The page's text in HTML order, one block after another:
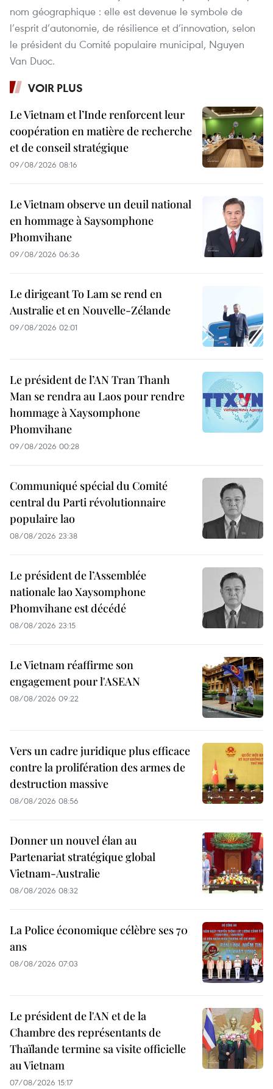
nom géographique : elle est devenue le symbole de
l’esprit d’autonomie, de résilience et d’innovation, selon
le président du Comité populaire municipal, Nguyen
Van Duoc.
VOIR PLUS
Le Vietnam et l’Inde renforcent leur
coopération en matière de recherche
et de conseil stratégique
09/08/2026 08:16
Le Vietnam observe un deuil national
en hommage à Saysomphone
Phomvihane
09/08/2026 06:36
Le dirigeant To Lam se rend en
Australie et en Nouvelle-Zélande
09/08/2026 02:01
Le président de l’AN Tran Thanh
Man se rendra au Laos pour rendre
hommage à Xaysomphone
Phomvihane
09/08/2026 00:28
Communiqué spécial du Comité
central du Parti révolutionnaire
populaire lao
08/08/2026 23:38
Le président de l’Assemblée
nationale lao Xaysomphone
Phomvihane est décédé
08/08/2026 23:15
Le Vietnam réaffirme son
engagement pour l'ASEAN
08/08/2026 09:22
Vers un cadre juridique plus efficace
contre la prolifération des armes de
destruction massive
08/08/2026 08:56
Donner un nouvel élan au
Partenariat stratégique global
Vietnam-Australie
08/08/2026 08:32
La Police économique célèbre ses 70
ans
08/08/2026 07:03
Le président de l'AN et de la
Chambre des représentants de
Thaïlande termine sa visite officielle
au Vietnam
07/08/2026 15:17